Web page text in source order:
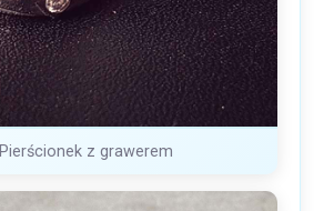
Pierścionek z grawerem